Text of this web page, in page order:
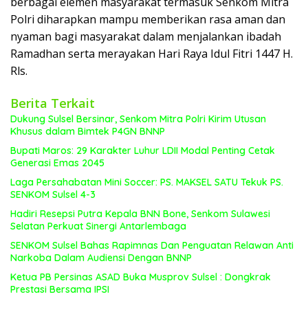
Polri diharapkan mampu memberikan rasa aman dan
nyaman bagi masyarakat dalam menjalankan ibadah
Ramadhan serta merayakan Hari Raya Idul Fitri 1447 H.
Rls.
Berita Terkait
Dukung Sulsel Bersinar, Senkom Mitra Polri Kirim Utusan
Khusus dalam Bimtek P4GN BNNP
Bupati Maros: 29 Karakter Luhur LDII Modal Penting Cetak
Generasi Emas 2045
Laga Persahabatan Mini Soccer: PS. MAKSEL SATU Tekuk PS.
SENKOM Sulsel 4-3
Hadiri Resepsi Putra Kepala BNN Bone, Senkom Sulawesi
Selatan Perkuat Sinergi Antarlembaga
SENKOM Sulsel Bahas Rapimnas Dan Penguatan Relawan Anti
Narkoba Dalam Audiensi Dengan BNNP
Ketua PB Persinas ASAD Buka Musprov Sulsel : Dongkrak
Prestasi Bersama IPSI